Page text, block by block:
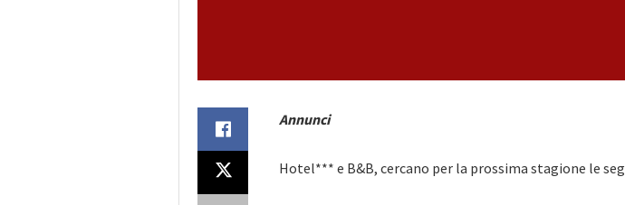
Annunci
Hotel*** e B&B, cercano per la prossima stagione le